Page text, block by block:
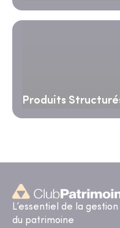
Produits
L’essentiel de la
du patrimoine